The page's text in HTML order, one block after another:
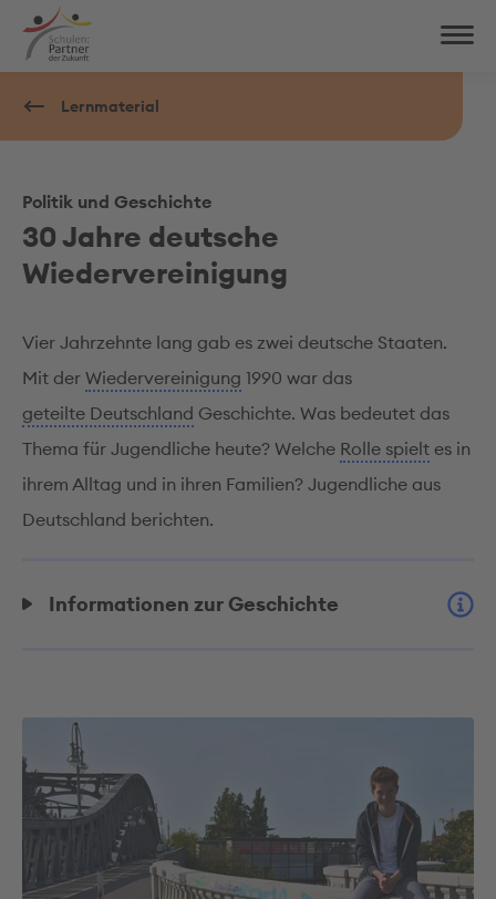
Lernmaterial
Politik und Geschichte
30 Jahre deutsche
Wiedervereinigung
Vier Jahrzehnte lang gab es zwei deutsche Staaten.
Mit der Wiedervereinigung 1990 war das
geteilte Deutschland Geschichte. Was bedeutet das
Thema für Jugendliche heute? Welche Rolle spielt es in
ihrem Alltag und in ihren Familien? Jugendliche aus
Deutschland berichten.
Informationen zur Geschichte